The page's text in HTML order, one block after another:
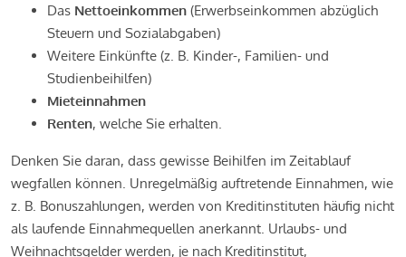
Das Nettoeinkommen (Erwerbseinkommen abzüglich
Steuern und Sozialabgaben)
Weitere Einkünfte (z. B. Kinder-, Familien- und
Studienbeihilfen)
Mieteinnahmen
Renten, welche Sie erhalten.
Denken Sie daran, dass gewisse Beihilfen im Zeitablauf
wegfallen können. Unregelmäßig auftretende Einnahmen, wie
z. B. Bonuszahlungen, werden von Kreditinstituten häufig nicht
als laufende Einnahmequellen anerkannt. Urlaubs- und
Weihnachtsgelder werden, je nach Kreditinstitut,